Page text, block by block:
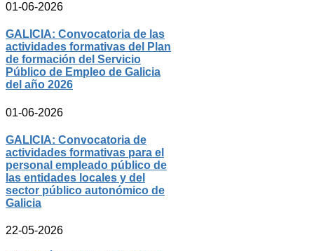
01-06-2026
GALICIA: Convocatoria de las
actividades formativas del Plan
de formación del Servicio
Público de Empleo de Galicia
del año 2026
01-06-2026
GALICIA: Convocatoria de
actividades formativas para el
personal empleado público de
las entidades locales y del
sector público autonómico de
Galicia
22-05-2026